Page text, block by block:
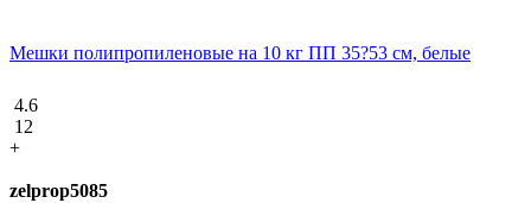
Мешки полипропиленовые на 10 кг ПП 35?53 см, белые
4.6
12
+
zelprop5085